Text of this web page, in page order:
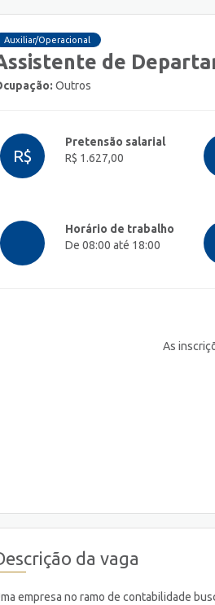
Auxiliar/Operacional
de
Outros
R$
Pretensão salarial
R$ 1.627,00
Horário de trabalho
De 08:00 até 18:00
As
da vaga
empresa no ramo de contabilidade